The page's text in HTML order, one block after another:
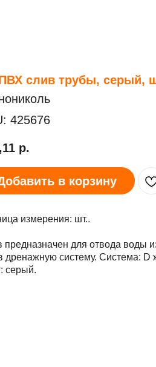
слив трубы, серый,
425676
р.
в корзину
измерения: шт..
предназначен для отвода воды
дренажную систему. Система:
серый.